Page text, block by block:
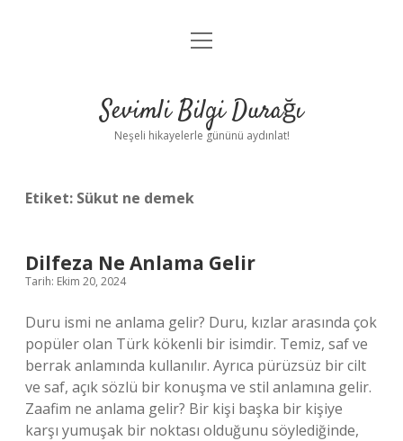
Anasayfa
Yasal Uyarı
menüyü
Sevimli Bilgi Durağı
Neşeli hikayelerle gününü aydınlat!
Etiket: Sükut ne demek
Dilfeza Ne Anlama Gelir
Tarih: Ekim 20, 2024
Duru ismi ne anlama gelir? Duru, kızlar arasında çok
popüler olan Türk kökenli bir isimdir. Temiz, saf ve
berrak anlamında kullanılır. Ayrıca pürüzsüz bir cilt
ve saf, açık sözlü bir konuşma ve stil anlamına gelir.
Zaafim ne anlama gelir? Bir kişi başka bir kişiye
karşı yumuşak bir noktası olduğunu söylediğinde,